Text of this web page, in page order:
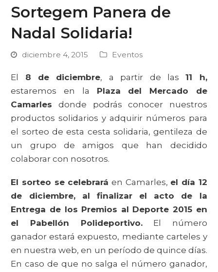
Sortegem Panera de
Nadal Solidaria!
diciembre 4, 2015 Eventos
El 8 de diciembre, a partir de las11 h,
estaremos en la Plaza del Mercado de
Camarles donde podrás conocer nuestros
productos solidarios y adquirir números para
el sorteo de esta cesta solidaria, gentileza de
un grupo de amigos que han decidido
colaborar con nosotros.
El sorteo se celebrará en Camarles, el día 12
de diciembre, al finalizar el acto de la
Entrega de los Premios al Deporte 2015 en
el Pabellón Polideportivo.El número
ganador estará expuesto, mediante carteles y
en nuestra web, en un período de quince días.
En caso de que no salga el número ganador,